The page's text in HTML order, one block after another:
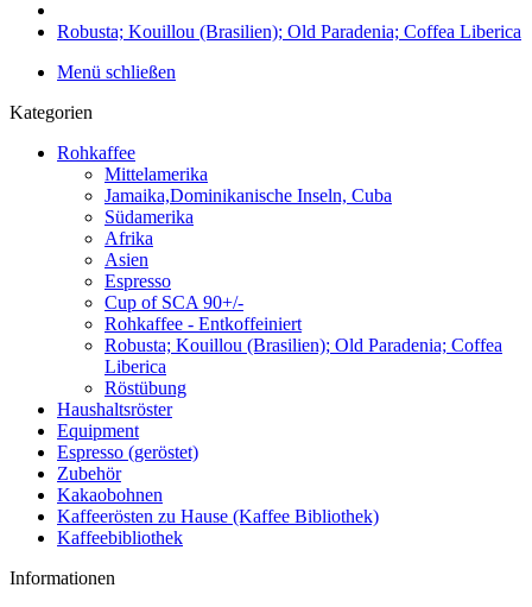
Robusta; Kouillou (Brasilien); Old Paradenia; Coffea Liberica
Menü schließen
Kategorien
Rohkaffee
Mittelamerika
Jamaika,Dominikanische Inseln, Cuba
Südamerika
Afrika
Asien
Espresso
Cup of SCA 90+/-
Rohkaffee - Entkoffeiniert
Robusta; Kouillou (Brasilien); Old Paradenia; Coffea
Liberica
Röstübung
Haushaltsröster
Equipment
Espresso (geröstet)
Zubehör
Kakaobohnen
Kaffeerösten zu Hause (Kaffee Bibliothek)
Kaffeebibliothek
Informationen